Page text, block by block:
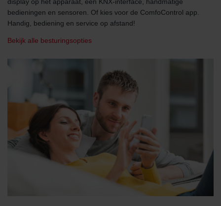
bedieningen en sensoren. Of kies voor de ComfoControl app.
Handig, bediening en service op afstand!
Bekijk alle besturingsopties